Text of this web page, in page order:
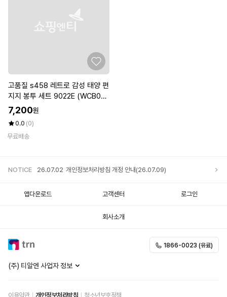
고품질 s458 레트로 감성 태양 편
지지 봉투 세트 9022E (WCB09
6B)
7,200원
0.0 (0)
무료배송
NOTICE 26.07.02 개인정보처리방침 개정 안내(26.07.09)
앱다운로드 고객센터 로그인
회사소개
(주) 티알엔 사업자 정보
이용약관 개인정보처리방침 청소년보호정책
1866-0023 (유료)